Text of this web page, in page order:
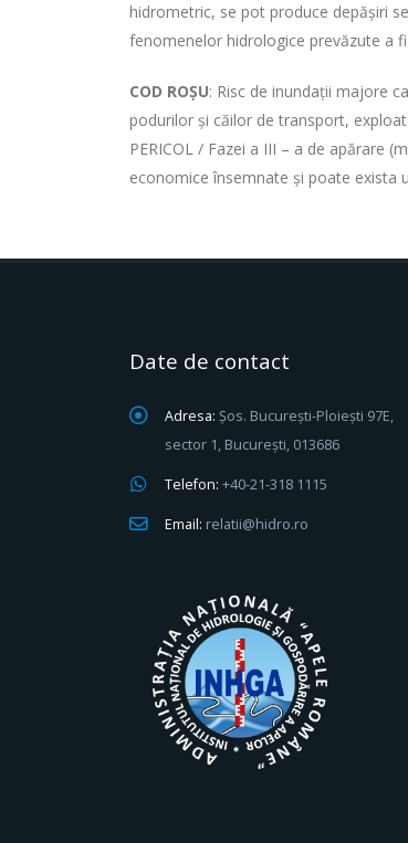
hidrometric, se pot produce depășiri
fenomenelor hidrologice prevăzute a
COD ROŞU: Risc de inundații majore
podurilor şi căilor de transport,
PERICOL / Fazei a III – a de apărare
economice însemnate şi poate exista
Date de contact
Adresa: Șos. București-Ploiești 97E,
sector 1, București, 013686
Telefon: +40-21-318 1115
Email: relatii@hidro.ro